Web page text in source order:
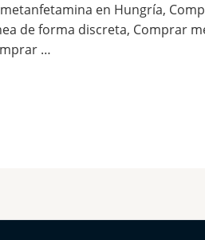
en Hungría,
de forma discreta, Comprar
…